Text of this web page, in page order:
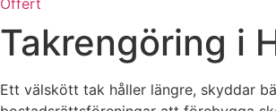
Offert
Takrengöring i
Ett välskött tak håller längre, skyddar